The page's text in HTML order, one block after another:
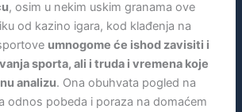
, osim u nekim uskim granama ove
od kazino igara, kod klađenja na
umnogome će ishod zavisiti i
sporta, ali i truda i vremena koje
analizu. Ona obuhvata pogled na
odnos pobeda i poraza na domaćem